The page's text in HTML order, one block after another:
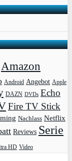
Amazon
Android Angebot Apple
DAZN DVDs Echo
Fire TV Stick
Nachlass Netflix
Reviews Serie
HD Video